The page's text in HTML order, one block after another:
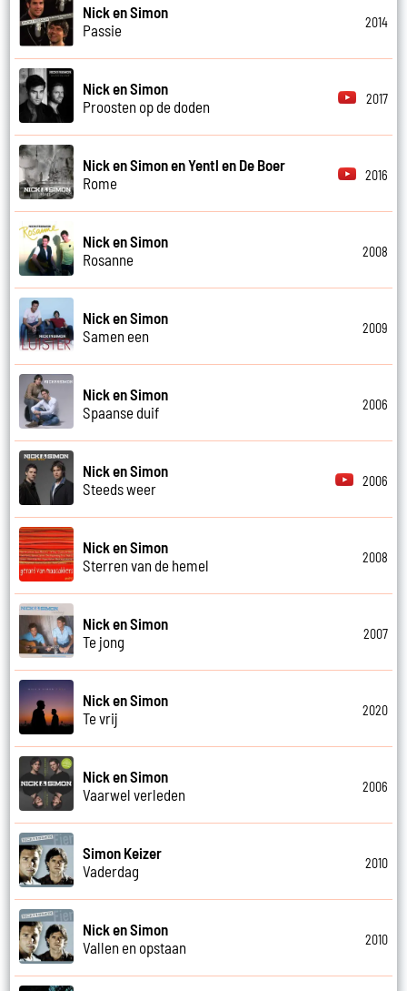
Nick en Simon
Passie
2014
Nick en Simon
Proosten op de doden
2017
Nick en Simon en Yentl en De Boer
Rome
2016
Nick en Simon
Rosanne
2008
Nick en Simon
Samen een
2009
Nick en Simon
Spaanse duif
2006
Nick en Simon
Steeds weer
2006
Nick en Simon
Sterren van de hemel
2008
Nick en Simon
Te jong
2007
Nick en Simon
Te vrij
2020
Nick en Simon
Vaarwel verleden
2006
Simon Keizer
Vaderdag
2010
Nick en Simon
Vallen en opstaan
2010